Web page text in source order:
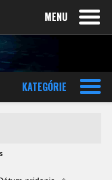
MENU
KATEGÓRIE